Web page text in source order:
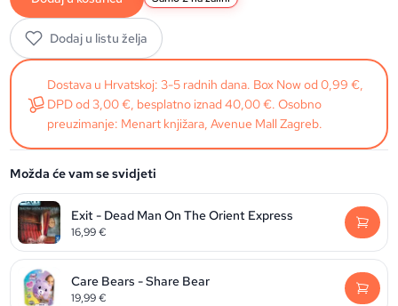
Dodaj u listu želja
Dostava u Hrvatskoj: 3-5 radnih dana. Box Now od 0,99 €,
DPD od 3,00 €, besplatno iznad 40,00 €. Osobno
preuzimanje: Menart knjižara, Avenue Mall Zagreb.
Možda će vam se svidjeti
Exit - Dead Man On The Orient Express
16,99€
Care Bears - Share Bear
19,99€